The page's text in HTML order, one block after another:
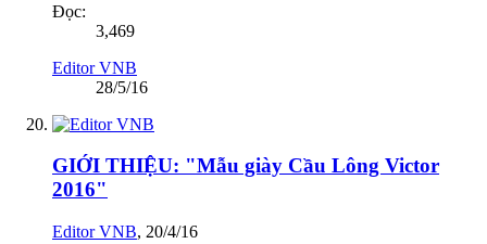
Đọc:
3,469
Editor VNB
28/5/16
GIỚI THIỆU: "Mẫu giày Cầu Lông Victor
2016"
Editor VNB, 20/4/16